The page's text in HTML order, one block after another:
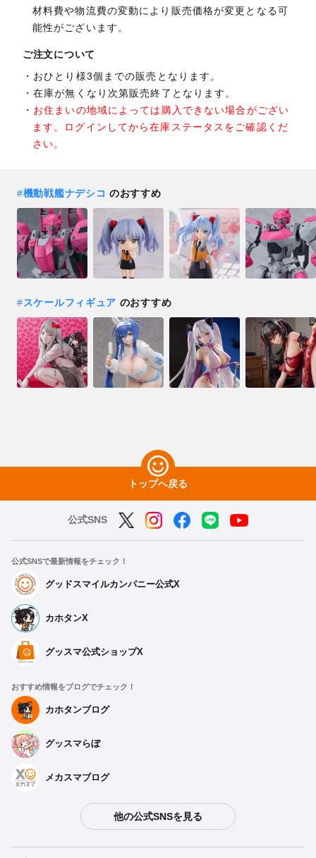
材料費や物流費の変動により販売価格が変更となる可
能性がございます。
ご注文について
おひとり様3個までの販売となります。
在庫が無くなり次第販売終了となります。
お住まいの地域によっては購入できない場合がござい
ます。ログインしてから在庫ステータスをご確認くだ
さい。
#機動戦艦ナデシコ のおすすめ
#スケールフィギュア のおすすめ
トップへ戻る
公式SNS
公式SNSで最新情報をチェック！
グッドスマイルカンパニー公式X
カホタンX
グッスマ公式ショップX
おすすめ情報をブログでチェック！
カホタンブログ
グッスマらぼ
メカスマブログ
他の公式SNSを見る